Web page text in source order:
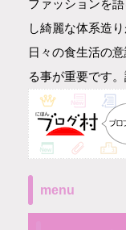
ファッションを
し綺麗な体系造
日々の食生活の
る事が重要です。
menu